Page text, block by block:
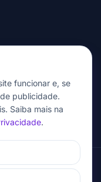
reservados. · Vistoria
0001-65 · Rua
funcionar e, se
publicidade.
Saiba mais na
.